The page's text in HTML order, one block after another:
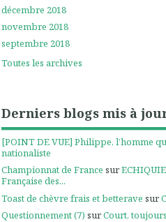
décembre 2018
novembre 2018
septembre 2018
Toutes les archives
Derniers blogs mis à
[POINT DE VUE] Philippe, l’homme
nationaliste
Championnat de France sur
Française des...
Toast de chèvre frais et betterave sur
Questionnement (7) surCourt,